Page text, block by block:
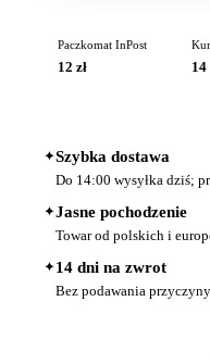
Paczkomat InPost
12 zł 14
✦Szybka dostawa
Do 14:00 wysyłka dziś;
✦Jasne pochodzenie
Towar od polskich i
✦14 dni na zwrot
Bez podawania